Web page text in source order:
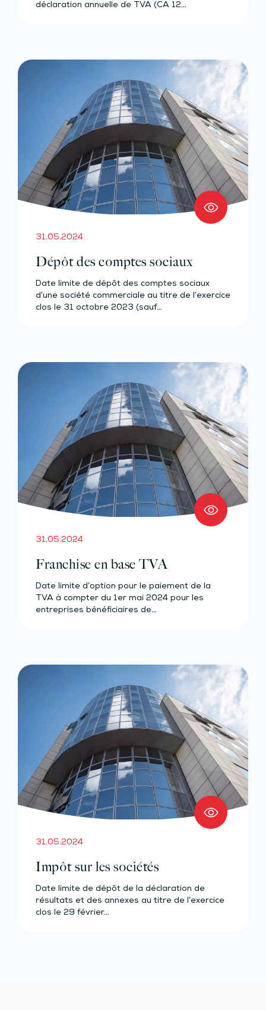
déclaration annuelle de TVA (CA 12…
31.05.2024
Dépôt des comptes sociaux
Date limite de dépôt des comptes sociaux
d’une société commerciale au titre de l’exercice
clos le 31 octobre 2023 (sauf…
31.05.2024
Franchise en base TVA
Date limite d’option pour le paiement de la
TVA à compter du 1er mai 2024 pour les
entreprises bénéficiaires de…
31.05.2024
Impôt sur les sociétés
Date limite de dépôt de la déclaration de
résultats et des annexes au titre de l’exercice
clos le 29 février…